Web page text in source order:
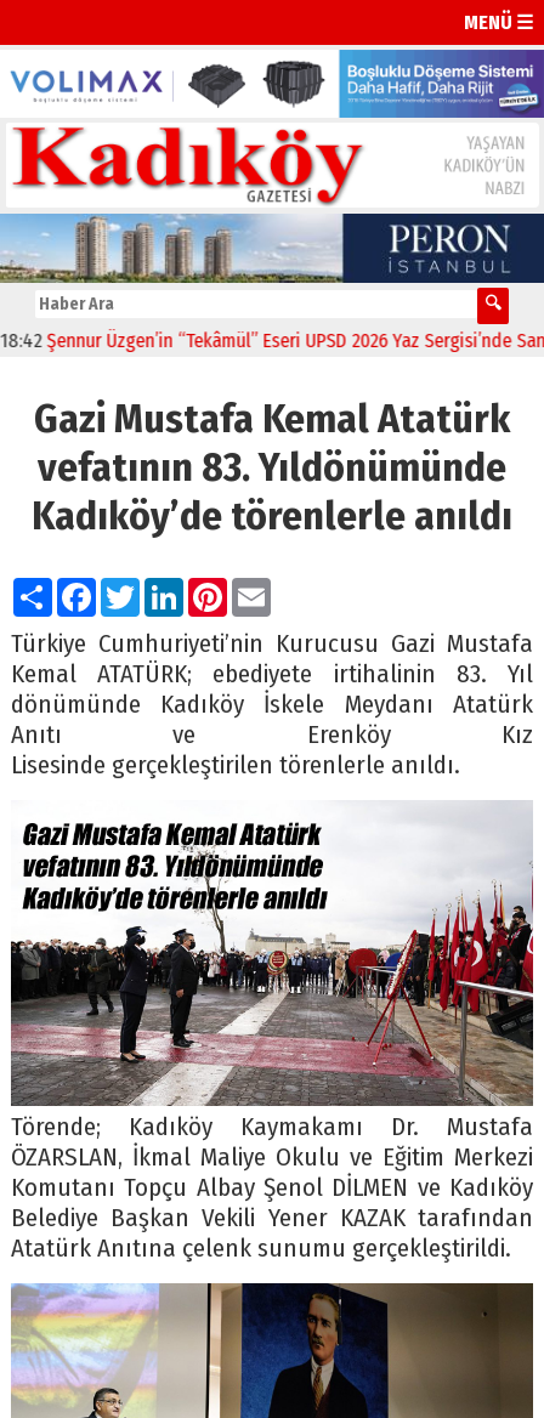
MENÜ ☰
Üzgen’in “Tekâmül” Eseri UPSD 2026 Yaz Sergisi’nde
Gazi Mustafa Kemal Atatürk
vefatının 83. Yıldönümünde
Kadıköy’de törenlerle anıldı
PaylaşFacebook
TwitterLinkedIn
Pinterest
Email
Türkiye Cumhuriyeti’nin Kurucusu Gazi Mustafa
Kemal ATATÜRK; ebediyete irtihalinin 83. Yıl
dönümünde Kadıköy İskele Meydanı Atatürk
Anıtı ve Erenköy Kız
Lisesinde gerçekleştirilen törenlerle anıldı.
Törende; Kadıköy Kaymakamı Dr. Mustafa
ÖZARSLAN, İkmal Maliye Okulu ve Eğitim Merkezi
Komutanı Topçu Albay Şenol DİLMEN ve Kadıköy
Belediye Başkan Vekili Yener KAZAK tarafından
Atatürk Anıtına çelenk sunumu gerçekleştirildi.